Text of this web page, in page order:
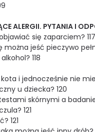
ALERGII. PYTANIA I
się zaparciem? 117
jeść pieczywo
118
i jednocześnie nie
u dziecka? 120
skórnymi a
121
121